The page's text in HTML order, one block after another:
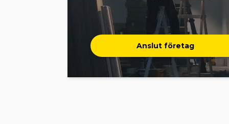
Anslut företag